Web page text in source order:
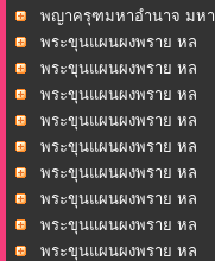
บาร...พญาครุฑมหาอำนาจ มหา
บาร...พระขุนแผนผงพราย หล
วงพ่...พระขุนแผนผงพราย หล
วงพ่...พระขุนแผนผงพราย หล
วงพ่...พระขุนแผนผงพราย หล
วงพ่...พระขุนแผนผงพราย หล
วงพ่...พระขุนแผนผงพราย หล
วงพ่...พระขุนแผนผงพราย หล
วงพ่...พระขุนแผนผงพราย หล
วงพ่...พระขุนแผนผงพราย หล